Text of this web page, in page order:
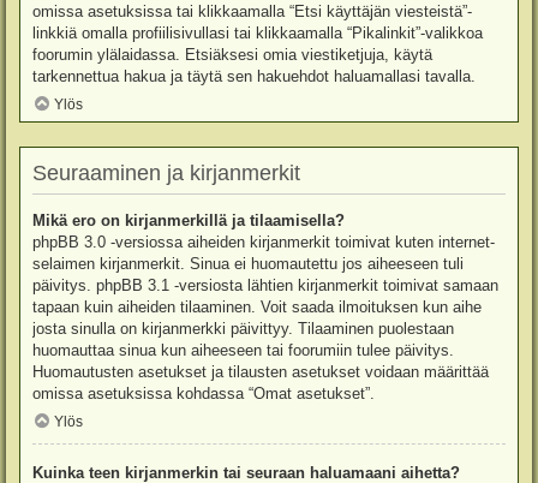
omissa asetuksissa tai klikkaamalla “Etsi käyttäjän viesteistä”-
linkkiä omalla profiilisivullasi tai klikkaamalla “Pikalinkit”-valikkoa
foorumin ylälaidassa. Etsiäksesi omia viestiketjuja, käytä
tarkennettua hakua ja täytä sen hakuehdot haluamallasi tavalla.
Ylös
Seuraaminen ja kirjanmerkit
Mikä ero on kirjanmerkillä ja tilaamisella?
phpBB 3.0 -versiossa aiheiden kirjanmerkit toimivat kuten internet-
selaimen kirjanmerkit. Sinua ei huomautettu jos aiheeseen tuli
päivitys. phpBB 3.1 -versiosta lähtien kirjanmerkit toimivat samaan
tapaan kuin aiheiden tilaaminen. Voit saada ilmoituksen kun aihe
josta sinulla on kirjanmerkki päivittyy. Tilaaminen puolestaan
huomauttaa sinua kun aiheeseen tai foorumiin tulee päivitys.
Huomautusten asetukset ja tilausten asetukset voidaan määrittää
omissa asetuksissa kohdassa “Omat asetukset”.
Ylös
Kuinka teen kirjanmerkin tai seuraan haluamaani aihetta?